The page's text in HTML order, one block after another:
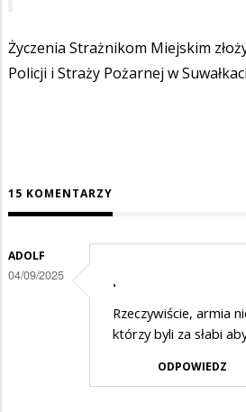
Życzenia Strażnikom Miejskim
Policji i Straży Pożarnej w
15 KOMENTARZY
ADOLF
04/09/2025 .
Rzeczywiście, armia
którzy byli za słabi
ODPOWIEDZ